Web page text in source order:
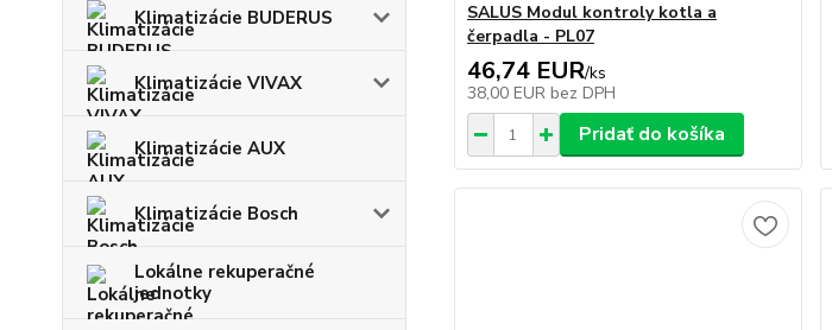
Klimatizácie BUDERUS
Klimatizácie VIVAX
Klimatizácie AUX
Klimatizácie Bosch
Lokálne rekuperačné
jednotky
SALUS Modul kontroly kotla a
čerpadla - PL07
46,74 EUR/ks
38,00 EUR bez DPH
Pridať do košíka